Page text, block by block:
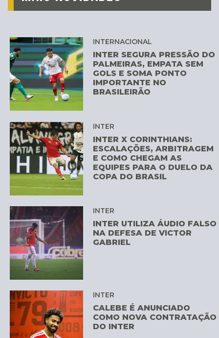
INTERNACIONAL
INTER SEGURA PRESSÃO DO
PALMEIRAS, EMPATA SEM
GOLS E SOMA PONTO
IMPORTANTE NO
BRASILEIRÃO
INTER
INTER X CORINTHIANS:
ESCALAÇÕES, ARBITRAGEM
E COMO CHEGAM AS
EQUIPES PARA O DUELO DA
COPA DO BRASIL
INTER
INTER UTILIZA ÁUDIO FALSO
NA DEFESA DE VICTOR
GABRIEL
INTER
CALEBE É ANUNCIADO
COMO NOVA CONTRATAÇÃO
DO INTER